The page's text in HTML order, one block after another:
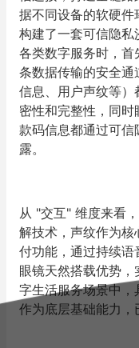
据不同设备的软硬
构建了一套可信隐
各类数字服务时，
条数据传输的安全
信息、用户声纹等
密性和完整性，同
款码信息都通过可
露。
从 "交互" 维度来看
解技术，声纹作为
付功能，通过持续
眼镜天然搭载优势
字生活服务场景中
作为底层基础能力，